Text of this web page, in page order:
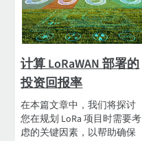
计算 LoRaWAN 部署的
投资回报率
在本篇文章中，我们将探讨
您在规划 LoRa 项目时需要考
虑的关键因素，以帮助确保